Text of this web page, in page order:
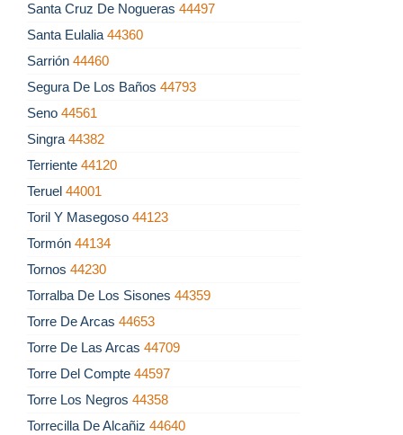
Santa Cruz De Nogueras 44497
Santa Eulalia 44360
Sarrión 44460
Segura De Los Baños 44793
Seno 44561
Singra 44382
Terriente 44120
Teruel 44001
Toril Y Masegoso 44123
Tormón 44134
Tornos 44230
Torralba De Los Sisones 44359
Torre De Arcas 44653
Torre De Las Arcas 44709
Torre Del Compte 44597
Torre Los Negros 44358
Torrecilla De Alcañiz 44640